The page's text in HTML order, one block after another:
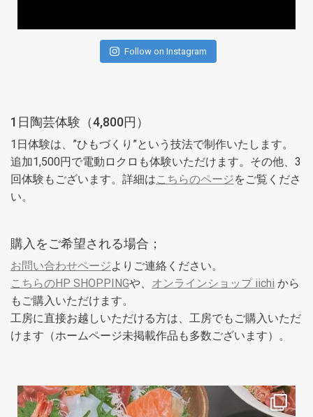
Follow on Instagram
1日陶芸体験（4,800円）
1日体験は、”ひもづくり”という技法で制作いたします。
追加1,500円で電動ロクロも体験いただけます。その他、3
回体験もございます。詳細はこちらのページをご覧くださ
い。
購入をご希望される場合；
お問い合わせページよりご連絡ください。
こちらのHP SHOPPINGや、 オンラインショップ iichi から
もご購入いただけます。
工房に直接お越しいただける方は、工房でもご購入いただ
けます（ホームページ未掲載作品も多数ございます）。